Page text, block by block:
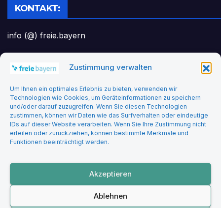
Zustimmung verwalten
Um Ihnen ein optimales Erlebnis zu bieten, verwenden wir
Technologien wie Cookies, um Geräteinformationen zu speichern
und/oder darauf zuzugreifen. Wenn Sie diesen Technologien
zustimmen, können wir Daten wie das Surfverhalten oder eindeutige
IDs auf dieser Website verarbeiten. Wenn Sie Ihre Zustimmung nicht
erteilen oder zurückziehen, können bestimmte Merkmale und
Funktionen beeinträchtigt werden.
Akzeptieren
Ablehnen
KONTAKT:
info (@) freie.bayern
Freie Bayern
Stolz präsentiert von WordPress